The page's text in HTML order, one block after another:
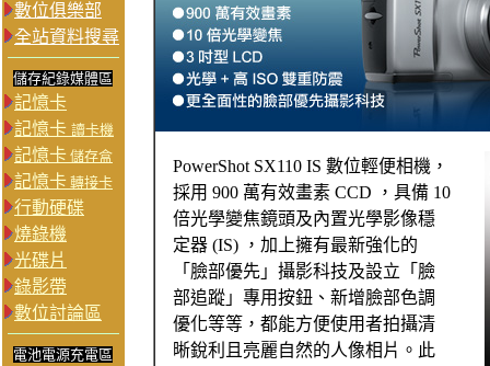
數位俱樂部
全站資料搜尋
儲存紀錄媒體區
記憶卡
記憶卡 讀卡機
記憶卡 儲存盒
記憶卡 轉接卡
行動硬碟
燒錄機
光碟片
錄影帶
數位討論區
電池電源充電區
PowerShot SX110 IS 數位輕便相機，
採用 900 萬有效畫素 CCD ，具備 10
倍光學變焦鏡頭及內置光學影像穩
定器 (IS) ，加上擁有最新強化的
「臉部優先」攝影科技及設立「臉
部追蹤」專用按鈕、新增臉部色調
優化等等，都能方便使用者拍攝清
晰銳利且亮麗自然的人像相片。此